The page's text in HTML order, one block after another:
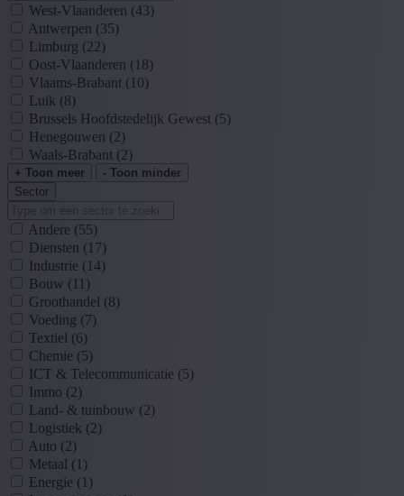
West-Vlaanderen (43)
Antwerpen (35)
Limburg (22)
Oost-Vlaanderen (18)
Vlaams-Brabant (10)
Luik (8)
Brussels Hoofdstedelijk Gewest (5)
Henegouwen (2)
Waals-Brabant (2)
+ Toon meer
- Toon minder
Sector
Andere (55)
Diensten (17)
Industrie (14)
Bouw (11)
Groothandel (8)
Voeding (7)
Textiel (6)
Chemie (5)
ICT & Telecommunicatie (5)
Immo (2)
Land- & tuinbouw (2)
Logistiek (2)
Auto (2)
Metaal (1)
Energie (1)